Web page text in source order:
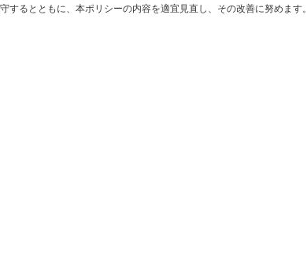
るとともに、本ポリシーの内容を適宜見直し、その改善に努めます。